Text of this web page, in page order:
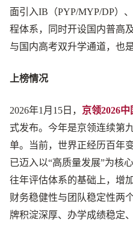
面引入IB（PYP/MYP/DP）
程体系，同时开设国内普高
与国内高考双升学通道，也
上榜情况
2026年1月15日， 京领2026
式发布。今年是京领连续第
单。当前，世界正经历百年
已迈入以“高质量发展”为核
往年评估体系的基础上，增
财务稳健性与团队稳定性两
牌积淀深厚、办学成绩稳定